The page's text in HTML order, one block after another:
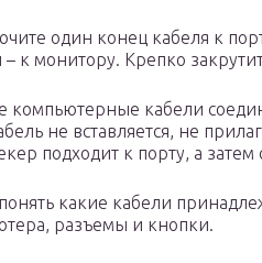
один конец кабеля к
– к монитору. Крепко
компьютерные кабели
не вставляется, не
подходит к порту, а затем
какие кабели
разъемы и кнопки.